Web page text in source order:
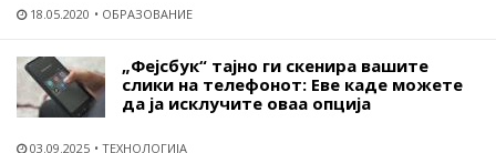
18.05.2020 ОБРАЗОВАНИЕ
„Фејсбук“ тајно ги скенира вашите
слики на телефонот: Еве каде можете
да ја исклучите оваа опција
03.09.2025 ТЕХНОЛОГИЈА